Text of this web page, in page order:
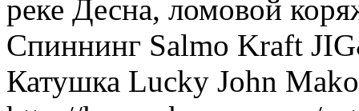
реке Десна, ломовой
Спиннинг Salmo Kraft
Катушка Lucky John